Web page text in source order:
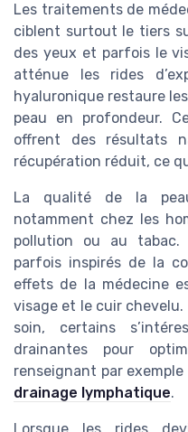
Les traitements de
ciblent surtout le tiers
des yeux et parfois le
atténue les rides
hyaluronique restaure
peau en profondeur.
offrent des résultats
récupération réduit, ce
La qualité de la
notamment chez les
pollution ou au tabac.
parfois inspirés de la
effets de la médecine
visage et le cuir
soin, certains
drainantes pour
renseignant par exemple
drainage lymphatique.